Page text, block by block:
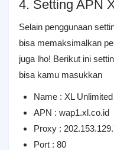
4. Setting APN
Selain penggunaan
bisa memaksimalkan
juga lho! Berikut ini
bisa kamu masukkan
Name : XL Unlimited
APN : wap1.xl.co.id
Proxy :
Port : 80